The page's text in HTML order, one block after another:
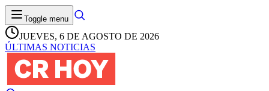
Toggle menu
JUEVES, 6 DE AGOSTO DE 2026
ÚLTIMAS NOTICIAS